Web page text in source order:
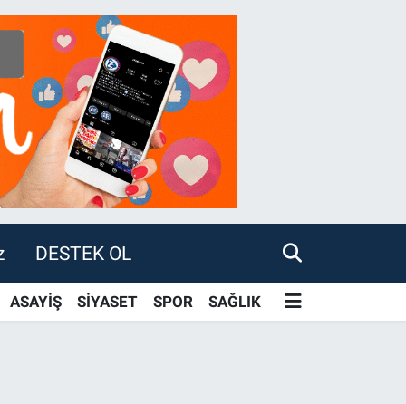
DESTEK OL
ASAYİŞ SİYASET SPOR SAĞLIK